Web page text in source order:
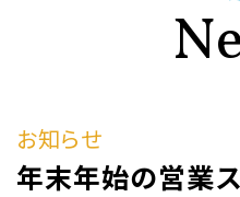
お知らせ
年末年始の営業